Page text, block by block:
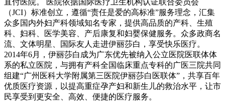
（JCI）标准创立，遵循“责任是爱的高标准”服务理念，汇集
众多国内外妇产科领域知名专家，提供高品质的产科、生殖
科、妇科、医学美容、产后康复和妇婴保健服务。众多政商名
流、文体明星、国际友人走进伊丽莎白，享受快乐医疗。
2014年6月，伊丽莎白成为广东优先被纳入公立医院医联体体
系的私立医院，与拥有产科全国临床重点专科的广医三院共同
组建“广州医科大学附属第三医院伊丽莎白医联体”，共享百年
优质医疗资源，以提高重症孕产妇和新生儿的救治水平，让市
民享受到更安全、高效、便捷的医疗服务。